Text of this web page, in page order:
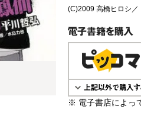
(C)2009 高橋ヒロシ／
電子書籍で購入
※ 電子書店によっ